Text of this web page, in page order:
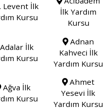
Levent İlk
Kursu
İlk Yardım
Kursu
İlk
Kursu
Adnan
Kahveci İlk
Yardım Kursu
Ağva İlk
Kursu
Ahmet
Yesevi İlk
Yardım Kursu